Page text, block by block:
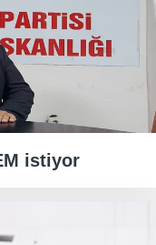
istiyor